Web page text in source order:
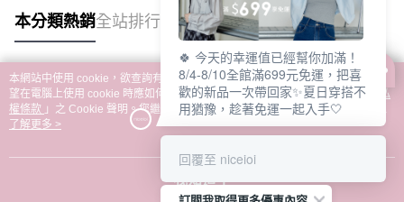
本分類熱銷全站排行
熱門標籤
本網站中使用 cookie，欲查詢有關本網站使用 cookie 方式之詳情，及若您不希
望在電腦上使用 cookie 時應如何變更電腦的 cookie 設定，請參閱本網站「
隱私
權條款 」之 Cookie 聲明。您繼續使用本網站即表示您同意本公司得按本網站使
用條款之 Cookie 聲明使用 cookie。
了解更多 >
我知道了
🍀 今天的幸運值已經幫你加滿！
8/4-8/10全館滿699元免運，把喜
歡的新品一次帶回家✨夏日穿搭不
用猶豫，趁著免運一起入手🤍
回覆至 niceioi